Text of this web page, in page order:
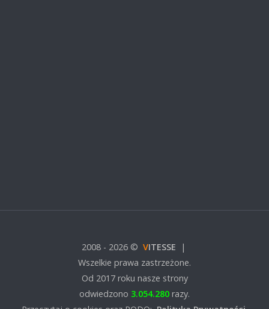
2008 - 2026 © VITESSE |
Wszelkie prawa zastrzeżone.
Od 2017 roku nasze strony
odwiedzono 3.054.280 razy.